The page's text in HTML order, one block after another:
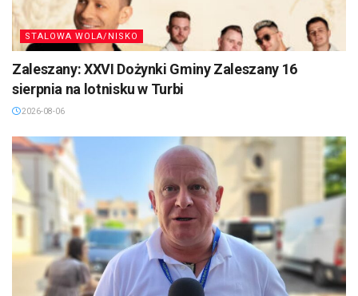
STALOWA WOLA/NISKO
Zaleszany: XXVI Dożynki Gminy Zaleszany 16
sierpnia na lotnisku w Turbi
2026-08-06